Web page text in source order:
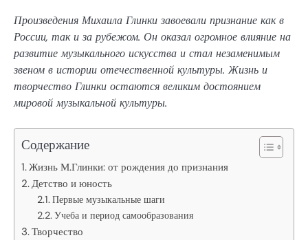
Произведения Михаила Глинки завоевали признание как в
России, так и за рубежом. Он оказал огромное влияние на
развитие музыкального искусства и стал незаменимым
звеном в истории отечественной культуры. Жизнь и
творчество Глинки остаются великим достоянием
мировой музыкальной культуры.
Содержание
Жизнь М.Глинки: от рождения до признания
Детство и юность
Первые музыкальные шаги
Учеба и период самообразования
Творчество